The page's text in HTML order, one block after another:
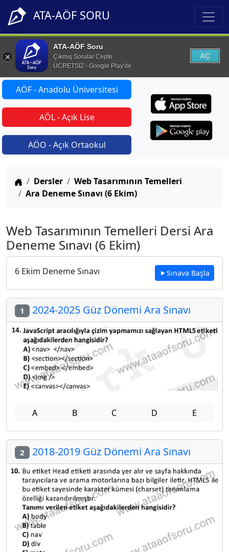
ATA-AÖF SORU
ATA-AÖF Soru
Çıkmış Sorular Cepte
ÜCRETSİZ - Google Play'de
AÇ
AÖF - Anadolu Üniversitesi
AÖL - Açık Lise
AÖO - Açık Ortaokul
Anasayfa
Dersler
Web Tasarımının Temelleri
Ara Deneme Sınavı (6 Ekim)
Web Tasarımının Temelleri Dersi Ara
Deneme Sınavı (6 Ekim)
6 Ekim Deneme Sınavı Sınava Başla
1 2024-2025 Güz Dönemi Ara Sınavı
A B C D E
2 2018-2019 Güz Dönemi Ara Sınavı